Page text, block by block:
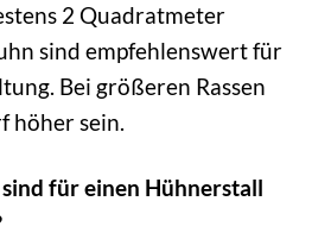
2 Quadratmeter
sind empfehlenswert für
Bei größeren Rassen
höher sein.
für einen Hühnerstall